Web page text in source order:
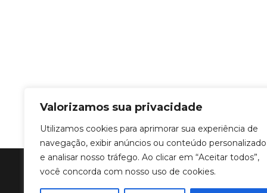
Valorizamos sua privacidade
Utilizamos cookies para aprimorar sua experiência de
navegação, exibir anúncios ou conteúdo personalizado
e analisar nosso tráfego. Ao clicar em “Aceitar todos”,
você concorda com nosso uso de cookies.